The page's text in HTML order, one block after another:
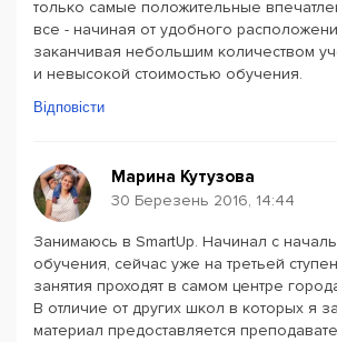
только самые положительные
все - начиная от удобного
заканчивая небольшим количеством
и невысокой стоимостью обучения.
Відповісти
Марина Кутузова
30 Березень 2016, 14:44
Занимаюсь в SmartUp. Начинал с
обучения, сейчас уже на третьей
занятия проходят в самом центре
В отличие от других школ в которых я
материал предоставляется